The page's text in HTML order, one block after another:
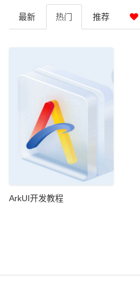
最新 热门 推荐
ArkUI开发教程